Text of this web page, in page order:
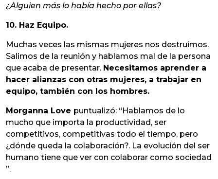
¿Alguien más lo había hecho por ellas?
10. Haz Equipo.
Muchas veces las mismas mujeres nos destruimos.
Salimos de la reunión y hablamos mal de la persona
que acaba de presentar. Necesitamos aprender a
hacer alianzas con otras mujeres, a trabajar en
equipo, también con los hombres.
Morganna Love puntualizó: “Hablamos de lo
mucho que importa la productividad, ser
competitivos, competitivas todo el tiempo, pero
¿dónde queda la colaboración?. La evolución del ser
humano tiene que ver con colaborar como sociedad
”.